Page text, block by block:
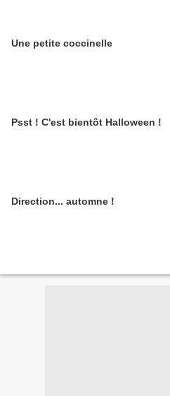
Une petite coccinelle
Psst ! C'est bientôt Halloween !
Direction... automne !